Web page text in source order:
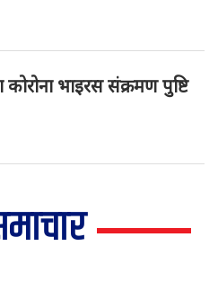
भाइरस संक्रमण पुष्टि